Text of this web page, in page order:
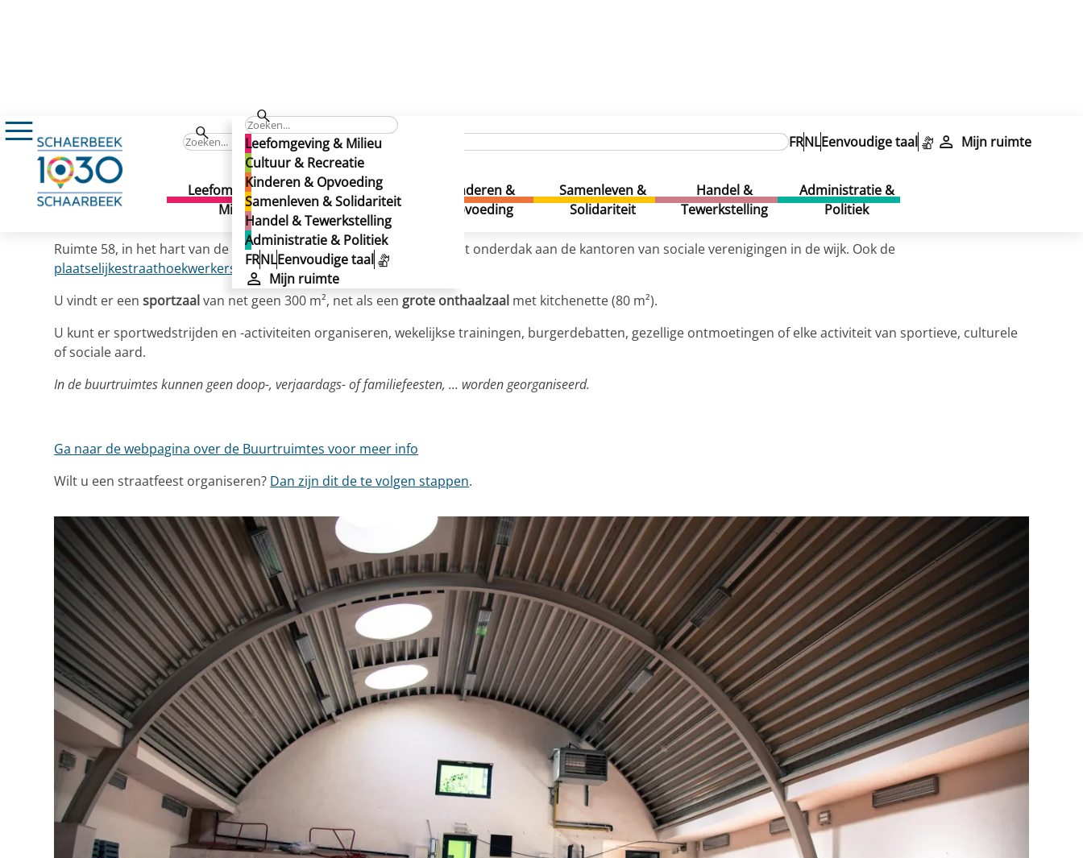
Leefomgeving & Milieu
Cultuur & Recreatie
Kinderen & Opvoeding
Samenleven & Solidariteit
Handel & Tewerkstelling
Administratie & Politiek
FRNLEenvoudige taal
Mijn ruimte
FRNLEenvoudige taal Mijn ruimte
Leefomgeving &
Milieu
Cultuur &
Recreatie
Kinderen &
Opvoeding
Samenleven &
Solidariteit
Handel &
Tewerkstelling
Administratie &
Politiek
Espace 58
Espace 58
Gepubliceerd op 02/12/2024
Ruimte 58, in het hart van de Brabantwijk, ook De 58 genoemd, biedt onderdak aan de kantoren van sociale verenigingen in de wijk. Ook de
plaatselijkestraathoekwerkers
hebben er een stek gevonden.
U vindt er eensportzaalvan net geen 300 m², net als een grote onthaalzaal met kitchenette (80 m²).
U kunt er sportwedstrijden en -activiteiten organiseren, wekelijkse trainingen, burgerdebatten, gezellige ontmoetingen of elke activiteit van sportieve, culturele
of sociale aard.
In de buurtruimtes kunnen geen doop-, verjaardags- of familiefeesten, ... worden georganiseerd.
Ga naar de webpagina over de Buurtruimtes voor meer info
Wilt u een straatfeest organiseren? Dan zijn dit de te volgen stappen.